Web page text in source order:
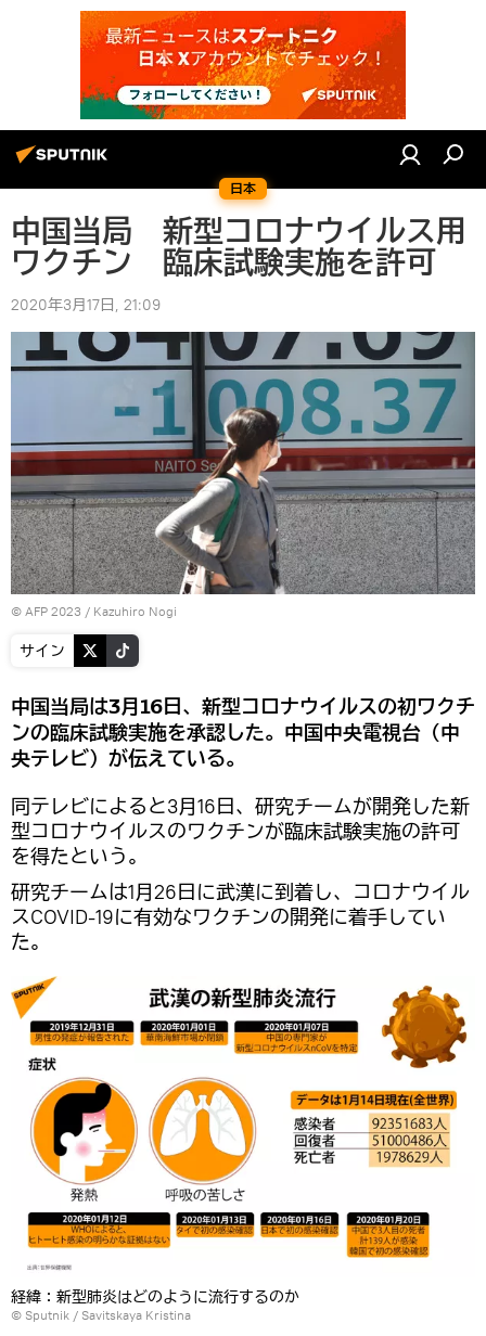
日本
中国当局 新型コロナウイルス用
ワクチン 臨床試験実施を許可
2020年3月17日, 21:09
© AFP 2023 / Kazuhiro Nogi
サイン
中国当局は3月16日、新型コロナウイルスの初ワクチ
ンの臨床試験実施を承認した。中国中央電視台（中
央テレビ）が伝えている。
同テレビによると3月16日、研究チームが開発した新
型コロナウイルスのワクチンが臨床試験実施の許可
を得たという。
研究チームは1月26日に武漢に到着し、コロナウイル
スCOVID-19に有効なワクチンの開発に着手してい
た。
経緯：新型肺炎はどのように流行するのか
© Sputnik / Savitskaya Kristina